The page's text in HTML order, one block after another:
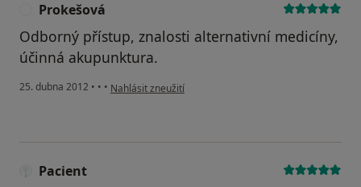
Prokešová
Odborný přístup, znalosti alternativní medicíny,
účinná akupunktura.
25. dubna 2012 • • • podle názoru uživatele Prokešová
Nahlásit zneužití
Pacient